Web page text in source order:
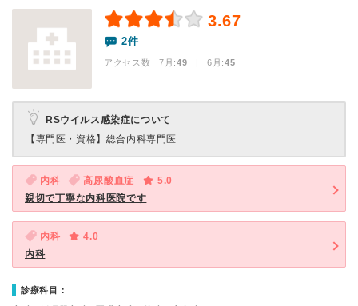
3.67
2件
アクセス数 7月:49 | 6月:45
RSウイルス感染症について
【専門医・資格】 総合内科専門医
内科 高尿酸血症
5.0
親切で丁寧な内科医院です
内科
4.0
内科
診療科目：